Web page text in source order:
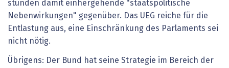
stünden damit einhergehende "staatspolitische
Nebenwirkungen" gegenüber. Das UEG reiche für die
Entlastung aus, eine Einschränkung des Parlaments sei
nicht nötig.
Übrigens: Der Bund hat seine Strategie im Bereich der